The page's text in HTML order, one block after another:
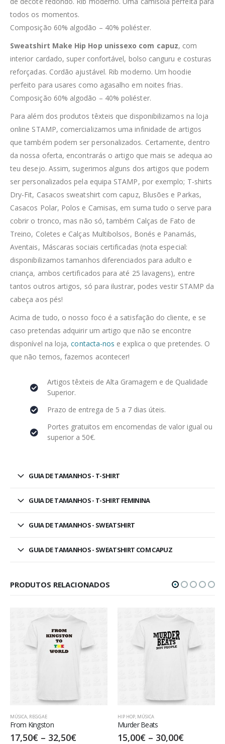
todos os momentos.
Composição 60% algodão – 40% poliéster.
Sweatshirt Make Hip Hop unissexo com capuz, com
interior cardado, super confortável, bolso canguru e costuras
reforçadas. Cordão ajustável. Rib moderno. Um hoodie
perfeito para usares como agasalho em noites frias.
Composição 60% algodão – 40% poliéster.
Para além dos produtos têxteis que disponibilizamos na loja
online STAMP, comercializamos uma infinidade de artigos
que também podem ser personalizados. Certamente, dentro
da nossa oferta, encontrarás o artigo que mais se adequa ao
teu desejo. Assim, sugerimos alguns dos artigos que podem
ser personalizados pela equipa STAMP, por exemplo; T-shirts
Dry-Fit, Casacos sweatshirt com capuz, Blusões e Parkas,
Casacos Polar, Polos e Camisas, em suma tudo o serve para
cobrir o tronco, mas não só, também Calças de Fato de
Treino, Coletes e Calças Multibolsos, Bonés e Panamás,
Aventais, Máscaras sociais certificadas (nota especial:
disponibilizamos tamanhos diferenciados para adulto e
criança, ambos certificados para até 25 lavagens), entre
tantos outros artigos, só para ilustrar, podes vestir STAMP da
cabeça aos pés!
Acima de tudo, o nosso foco é a satisfação do cliente, e se
caso pretendas adquirir um artigo que não se encontre
disponível na loja,contacta-nos e explica o que pretendes. O
que não temos, fazemos acontecer!
Artigos têxteis de Alta Gramagem e de Qualidade
Superior.
Prazo de entrega de 5 a 7 dias úteis.
Portes gratuitos em encomendas de valor igual ou
superior a 50€.
GUIA DE TAMANHOS - T-SHIRT
GUIA DE TAMANHOS - T-SHIRT FEMININA
GUIA DE TAMANHOS - SWEATSHIRT
GUIA DE TAMANHOS - SWEATSHIRT COM CAPUZ
PRODUTOS RELACIONADOS
–32,50 €
MÚSICA
Murder Beats
–30,00 €